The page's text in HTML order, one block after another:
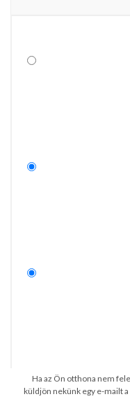
Ha az Ön otthona nem
küldjön nekünk egy e-mailt